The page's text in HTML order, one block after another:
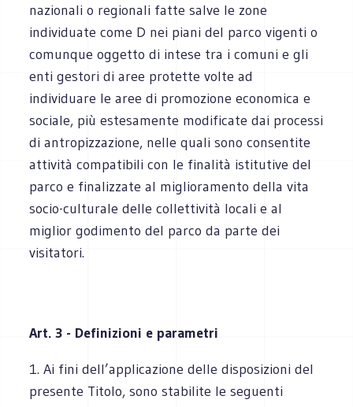
nazionali o regionali fatte salve le zone
individuate come D nei piani del parco vigenti o
comunque oggetto di intese tra i comuni e gli
enti gestori di aree protette volte ad
individuare le aree di promozione economica e
sociale, più estesamente modificate dai processi
di antropizzazione, nelle quali sono consentite
attività compatibili con le finalità istitutive del
parco e finalizzate al miglioramento della vita
socio-culturale delle collettività locali e al
miglior godimento del parco da parte dei
visitatori.
Art. 3 - Definizioni e parametri
1. Ai fini dell’applicazione delle disposizioni del
presente Titolo, sono stabilite le seguenti